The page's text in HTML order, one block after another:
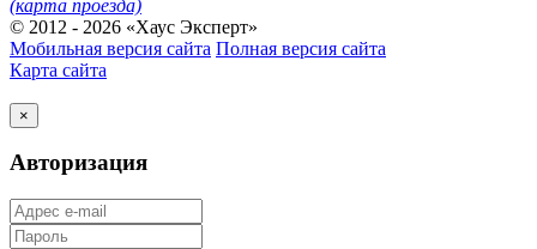
(карта проезда)
© 2012 - 2026 «Хаус Эксперт»
Мобильная версия сайта Полная версия сайта
Карта сайта
×
Авторизация